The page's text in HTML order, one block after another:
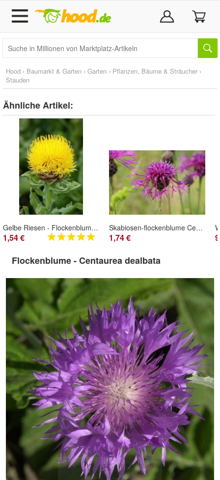
Hood › Baumarkt & Garten › Garten › Pflanzen, Bäume & Sträucher ›
Stauden
Ähnliche Artikel:
Gelbe Riesen - Flockenblume - Centaurea macrocephala 25+ Samen Ed 007
1,54 €
Skabiosen-flockenblume Centaurea scabiosa 5+ Samen - krautige Wildblume E 375
1,74 €
Flockenblume - Centaurea dealbata
Doppelt antippen zum
vergrößern